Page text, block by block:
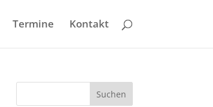
Termine Kontakt